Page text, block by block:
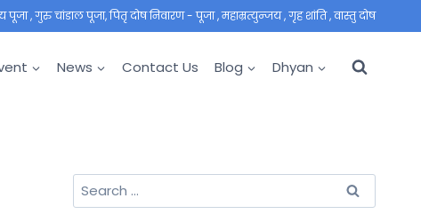
, गुरु चांडाल पूजा, पितृ दोष निवारण - पूजा , महाम्रत्युन्जय , गृह शांति , वास्तु दोष
News Contact Us Blog Dhyan
Search
for: